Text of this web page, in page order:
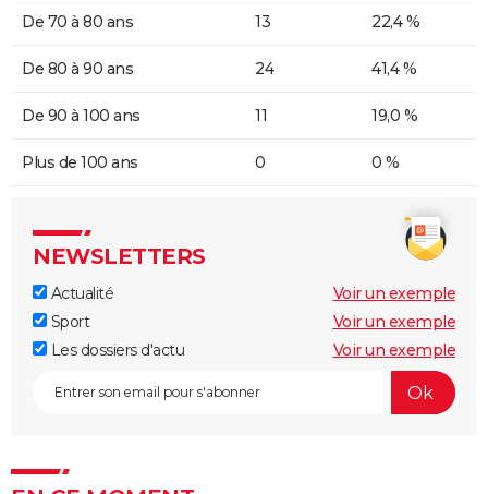
De 70 à 80 ans 13 22,4 %
De 80 à 90 ans 24 41,4 %
De 90 à 100 ans 11 19,0 %
Plus de 100 ans 0 0 %
NEWSLETTERS
Actualité
Voir un exemple
Sport
Voir un exemple
Les dossiers d'actu
Voir un exemple